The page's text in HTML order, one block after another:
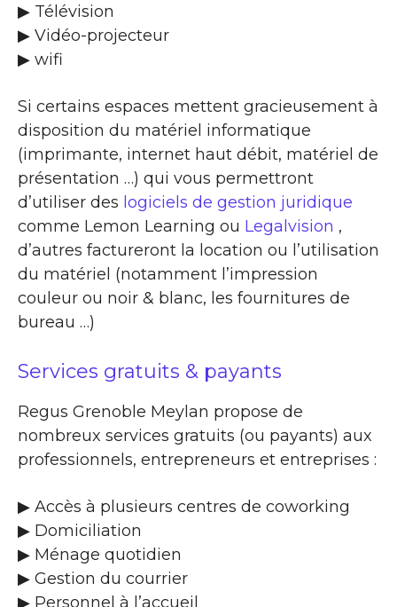
▶ Télévision
▶ Vidéo-projecteur
▶ wifi
Si certains espaces mettent gracieusement à
disposition du matériel informatique
(imprimante, internet haut débit, matériel de
présentation …) qui vous permettront
d’utiliser des logiciels de gestion juridique
comme Lemon Learning ou Legalvision ,
d’autres factureront la location ou l’utilisation
du matériel (notamment l’impression
couleur ou noir & blanc, les fournitures de
bureau …)
Services gratuits & payants
Regus Grenoble Meylan propose de
nombreux services gratuits (ou payants) aux
professionnels, entrepreneurs et entreprises :
▶​ Accès à plusieurs centres de coworking
▶​ Domiciliation
▶​ Ménage quotidien
▶​ Gestion du courrier
▶​ Personnel à l’accueil